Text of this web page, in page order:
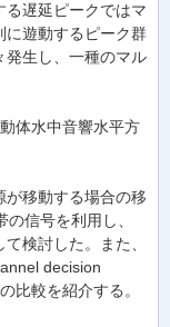
遅延ピークではマ
に遊動するピーク群
発生し、一種のマル
体水中音響水平方
移動する場合の移
信号を利用し、
検討した。また、
decision
比較を紹介する。